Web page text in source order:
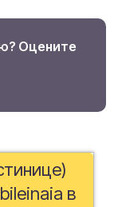
Оцените
в